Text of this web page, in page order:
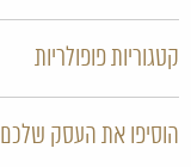
קטגוריות פופולריות
הוסיפו את העסק שלכם